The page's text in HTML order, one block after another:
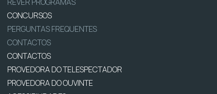
CONCURSOS
PERGUNTAS FREQUENTES
CONTACTOS
CONTACTOS
PROVEDORA DO TELESPECTADOR
PROVEDORA DO OUVINTE